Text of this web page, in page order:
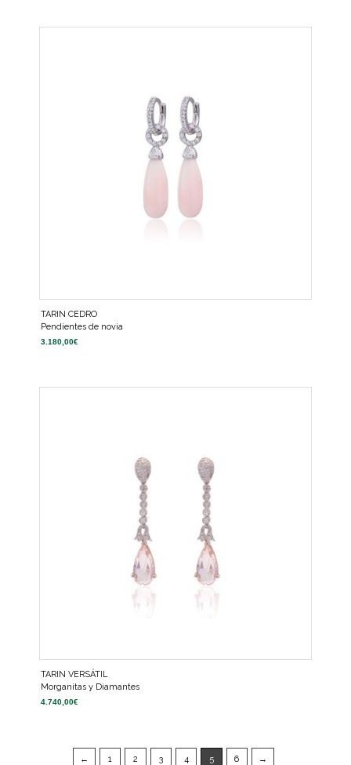
TARIN CEDRO
Pendientes de novia
3.180,00€
TARIN VERSÁTIL
Morganitas y Diamantes
4.740,00€
← 1 2 3 4 5 6 →